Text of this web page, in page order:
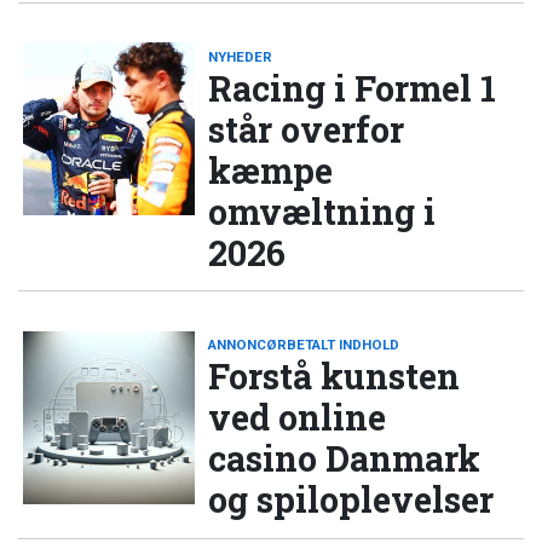
NYHEDER
Racing i Formel 1
står overfor
kæmpe
omvæltning i
2026
ANNONCØRBETALT INDHOLD
Forstå kunsten
ved online
casino Danmark
og spiloplevelser